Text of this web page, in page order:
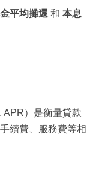
平均攤還 和 本息
APR）是衡量貸款
續費、服務費等相